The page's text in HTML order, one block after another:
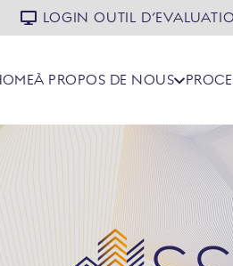
LOGIN OUTIL
À PROPOS DE NOUS